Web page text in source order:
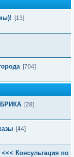
[13]
[704]
[28]
[44]
Консультация по